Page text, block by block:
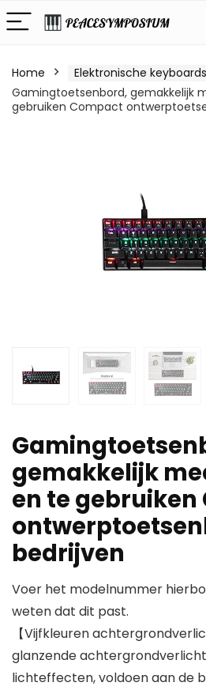
Home
Elektronische keyboards
Gamingtoetsenbord, gemakkelijk
gebruiken Compact
gemakkelijk
en te
bedrijven
Voer het modelnummer
weten dat dit past.
【Vijfkleuren
glanzende
lichteffecten, voldoen aan de